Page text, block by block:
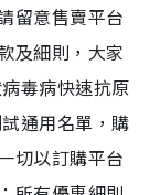
留意售賣平台
及細則，大家
毒病快速抗原
通用名單，購
切以訂購平台